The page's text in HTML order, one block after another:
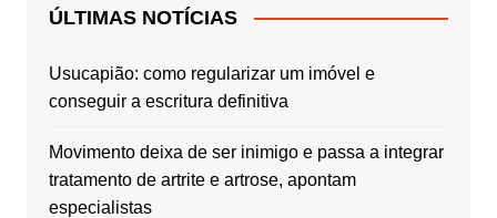
ÚLTIMAS NOTÍCIAS
Usucapião: como regularizar um imóvel e
conseguir a escritura definitiva
Movimento deixa de ser inimigo e passa a integrar
tratamento de artrite e artrose, apontam
especialistas